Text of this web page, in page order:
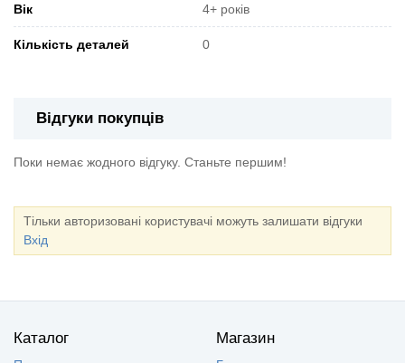
Вік 4+ років
Кількість деталей 0
Відгуки покупців
Поки немає жодного відгуку. Станьте першим!
Тільки авторизовані користувачі можуть залишати відгуки
Вхід
Каталог Магазин